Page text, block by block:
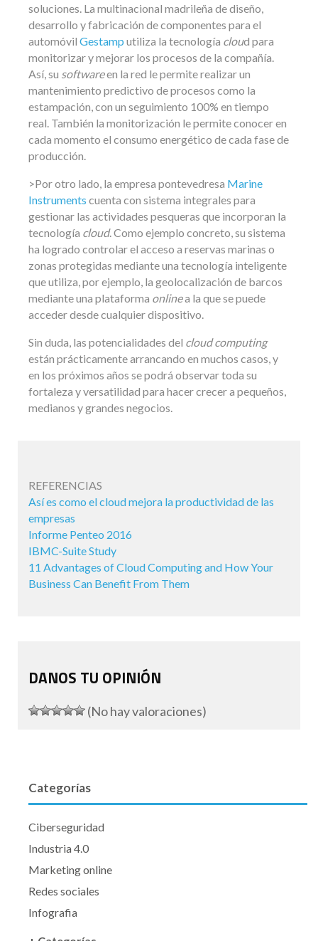
soluciones. La multinacional madrileña de diseño,
desarrollo y fabricación de componentes para el
automóvil Gestamp utiliza la tecnología cloud para
monitorizar y mejorar los procesos de la compañía.
Así, su softwareen la red le permite realizar un
mantenimiento predictivo de procesos como la
estampación, con un seguimiento 100% en tiempo
real. También la monitorización le permite conocer en
cada momento el consumo energético de cada fase de
producción.
>Por otro lado, la empresa pontevedresa Marine
Instruments cuenta con sistema integrales para
gestionar las actividades pesqueras que incorporan la
tecnología cloud. Como ejemplo concreto, su sistema
ha logrado controlar el acceso a reservas marinas o
zonas protegidas mediante una tecnología inteligente
que utiliza, por ejemplo, la geolocalización de barcos
mediante una plataforma onlinea la que se puede
acceder desde cualquier dispositivo.
Sin duda, las potencialidades del cloud computing
están prácticamente arrancando en muchos casos, y
en los próximos años se podrá observar toda su
fortaleza y versatilidad para hacer crecer a pequeños,
medianos y grandes negocios.
REFERENCIAS
Así es como el cloud mejora la productividad de las
empresas
Informe Penteo 2016
IBMC-Suite Study
11 Advantages of Cloud Computing and How Your
Business Can Benefit From Them
DANOS TU OPINIÓN
(No hay valoraciones)
Categorías
Ciberseguridad
Industria 4.0
Marketing online
Redes sociales
Infografia